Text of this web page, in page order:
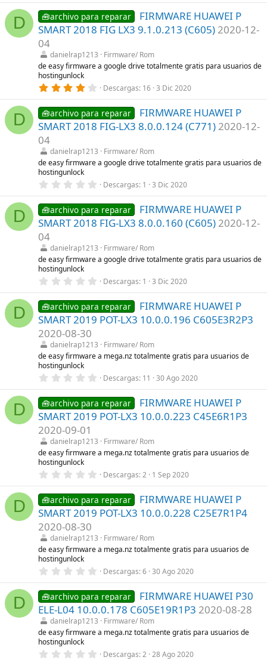
(
s
)
0
0
e
s
e
l
s
)
D 🧰archivo para reparar
FIRMWARE HUAWEI P
SMART 2018 FIG LX3 9.1.0.213 (C605) 2020-12-
04
danielrap1213
Firmware/ Rom
de easy firmware a google drive totalmente gratis para usuarios de
hostingunlock
4
0
0
e
s
e
l
s
)
Descargas 16 3 Dic 2020
D 🧰archivo para reparar
FIRMWARE HUAWEI P
SMART 2018 FIG-LX3 8.0.0.124 (C771) 2020-12-
04
danielrap1213
Firmware/ Rom
de easy firmware a google drive totalmente gratis para usuarios de
hostingunlock
0
0
0
e
s
e
l
s
)
Descargas 1 3 Dic 2020
D 🧰archivo para reparar
FIRMWARE HUAWEI P
SMART 2018 FIG-LX3 8.0.0.160 (C605) 2020-12-
04
danielrap1213
Firmware/ Rom
de easy firmware a google drive totalmente gratis para usuarios de
hostingunlock
0
0
0
e
s
e
l
s
)
Descargas 1 3 Dic 2020
D 🧰archivo para reparar
FIRMWARE HUAWEI P
SMART 2019 POT-LX3 10.0.0.196 C605E3R2P3
2020-08-30
danielrap1213
Firmware/ Rom
de easy firmware a mega.nz totalmente gratis para usuarios de
hostingunlock
0
0
0
e
s
e
l
s
)
Descargas 11 30 Ago 2020
D 🧰archivo para reparar
FIRMWARE HUAWEI P
SMART 2019 POT-LX3 10.0.0.223 C45E6R1P3
2020-09-01
danielrap1213
Firmware/ Rom
de easy firmware a mega.nz totalmente gratis para usuarios de
hostingunlock
0
0
0
e
s
e
l
s
)
Descargas 2 1 Sep 2020
D 🧰archivo para reparar
FIRMWARE HUAWEI P
SMART 2019 POT-LX3 10.0.0.228 C25E7R1P4
2020-08-30
danielrap1213
Firmware/ Rom
de easy firmware a mega.nz totalmente gratis para usuarios de
hostingunlock
0
0
0
e
s
t
r
e
Descargas 6 30 Ago 2020
D 🧰archivo para reparar
FIRMWARE HUAWEI P30
ELE-L04 10.0.0.178 C605E19R1P3 2020-08-28
danielrap1213
Firmware/ Rom
de easy firmware a mega.nz totalmente gratis para usuarios de
hostingunlock
0 Descargas 2 28 Ago 2020